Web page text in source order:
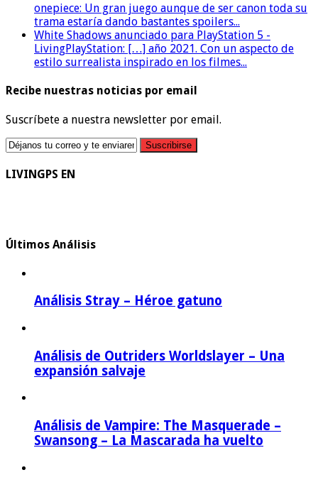
onepiece: Un gran juego aunque de ser canon toda su
trama estaría dando bastantes spoilers...
White Shadows anunciado para PlayStation 5 -
LivingPlayStation: […] año 2021. Con un aspecto de
estilo surrealista inspirado en los filmes...
Recibe nuestras noticias por email
Suscríbete a nuestra newsletter por email.
LIVINGPS EN
Últimos Análisis
Análisis Stray – Héroe gatuno
Análisis de Outriders Worldslayer – Una
expansión salvaje
Análisis de Vampire: The Masquerade –
Swansong – La Mascarada ha vuelto